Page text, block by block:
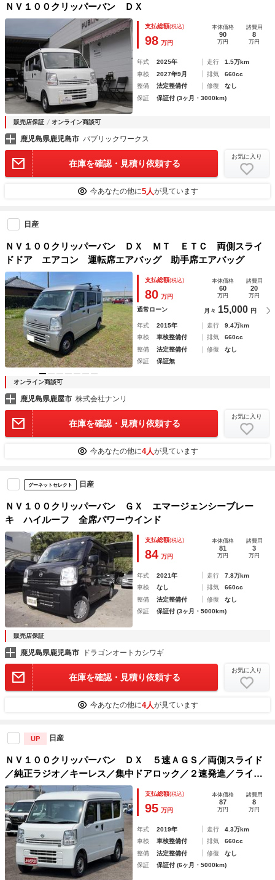
ＮＶ１００クリッパーバン ＤＸ
支払総額(税込)
98 万円
本体価格
90
万円
諸費用
8
万円
年式 2025年 走行
1.5万km
車検
2027年9月 排気
660cc
整備
法定整備付 修復
なし
保証
保証付 (3ヶ月・3000km)
販売店保証 オンライン商談可
鹿児島県鹿児島市 パブリックワークス
在庫を確認・見積り依頼する
お気に入り
今あなたの他に5人が見ています
日産
ＮＶ１００クリッパーバン ＤＸ ＭＴ ＥＴＣ 両側スライ
ドドア エアコン 運転席エアバッグ 助手席エアバッグ
支払総額(税込)
80 万円
本体価格
60
万円
諸費用
20
万円
通常ローン 月々 15,000 円
年式 2015年 走行
9.4万km
車検
車検整備付 排気
660cc
整備
法定整備付 修復
なし
保証
保証無
オンライン商談可
鹿児島県鹿屋市 株式会社ナンリ
在庫を確認・見積り依頼する
お気に入り
今あなたの他に4人が見ています
グーネットセレクト 日産
ＮＶ１００クリッパーバン ＧＸ エマージェンシーブレー
キ ハイルーフ 全席パワーウインド
支払総額(税込)
84 万円
本体価格
81
万円
諸費用
3
万円
年式 2021年 走行
7.8万km
車検
なし 排気
660cc
整備
法定整備付 修復
なし
保証
保証付 (3ヶ月・5000km)
販売店保証
鹿児島県鹿児島市 ドラゴンオートカシワギ
在庫を確認・見積り依頼する
お気に入り
今あなたの他に4人が見ています
UP 日産
ＮＶ１００クリッパーバン ＤＸ ５速ＡＧＳ／両側スライド
／純正ラジオ／キーレス／集中ドアロック／２速発進／ライト
レベライザー／プライバシーガラス
支払総額(税込)
95 万円
本体価格
87
万円
諸費用
8
万円
年式 2019年 走行
4.3万km
車検
車検整備付 排気
660cc
整備
法定整備付 修復
なし
保証
保証付 (6ヶ月・5000km)